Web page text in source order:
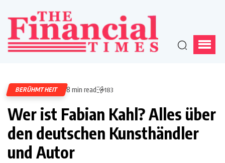
BERÜHMTHEIT 8 min read 183
Wer ist Fabian Kahl? Alles über
den deutschen Kunsthändler
und Autor